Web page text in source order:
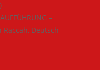
–
–
Deutsch